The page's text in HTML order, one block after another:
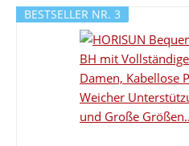
BESTSELLER NR. 3